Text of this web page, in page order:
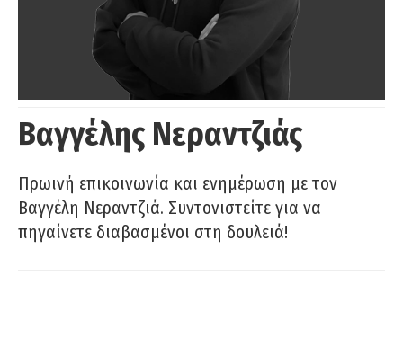
Βαγγέλης Νεραντζιάς
Πρωινή επικοινωνία και ενημέρωση με τον
Βαγγέλη Νεραντζιά. Συντονιστείτε για να
πηγαίνετε διαβασμένοι στη δουλειά!